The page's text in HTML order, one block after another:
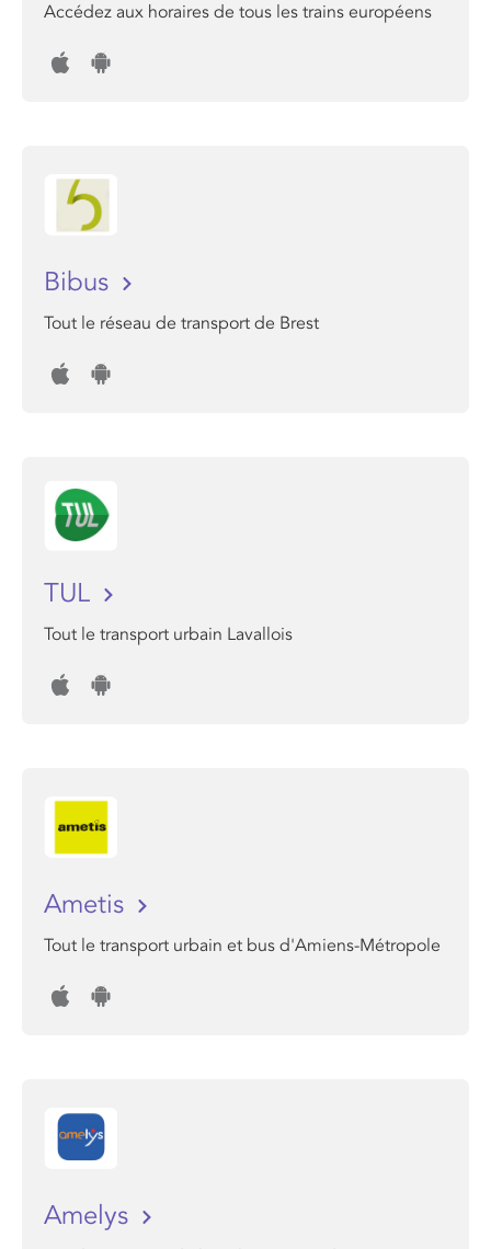
Accédez aux horaires de tous les trains européens
Bibus
Tout le réseau de transport de Brest
TUL
Tout le transport urbain Lavallois
Ametis
Tout le transport urbain et bus d'Amiens-Métropole
Amelys